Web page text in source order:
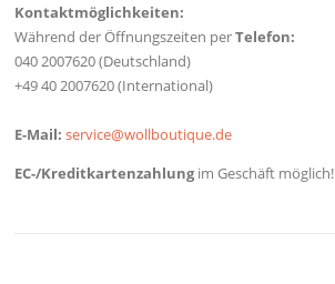
Kontaktmöglichkeiten:
Während der Öffnungszeiten perTelefon:
040 2007620 (Deutschland)
+49 40 2007620 (International)
E-Mail:service@wollboutique.de
EC-/Kreditkartenzahlungim Geschäft möglich!